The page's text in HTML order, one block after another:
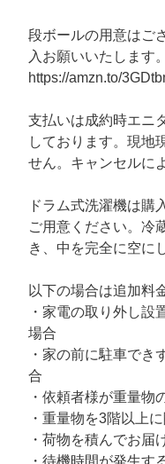
段ボールの用意はご
入お願いいたします。
https://amzn.to/
支払いは成約時エニ
しております。現地
せん。キャンセルに
ドラム式洗濯機は購
ご用意ください。冷
き、中を完全に空に
以下の場合は追加料
・家電の取り外し設
場合
・家の前に駐車でき
合
・依頼者様が重量物
・重量物を3階以上
・荷物を積んでお届
・待機時間が発生す